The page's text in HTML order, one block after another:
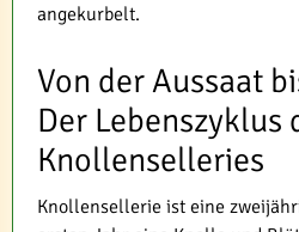
angekurbelt.
Von der Aussaat
Der Lebenszyklus
Knollenselleries
Knollensellerie ist eine